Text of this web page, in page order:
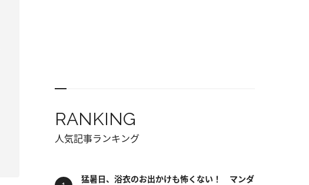
RANKING
人気記事ランキング
猛暑日、浴衣のお出かけも怖くない！ マンダ